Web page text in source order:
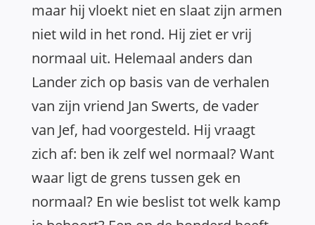
maar hij vloekt niet en slaat zijn armen
niet wild in het rond. Hij ziet er vrij
normaal uit. Helemaal anders dan
Lander zich op basis van de verhalen
van zijn vriend Jan Swerts, de vader
van Jef, had voorgesteld. Hij vraagt
zich af: ben ik zelf wel normaal? Want
waar ligt de grens tussen gek en
normaal? En wie beslist tot welk kamp